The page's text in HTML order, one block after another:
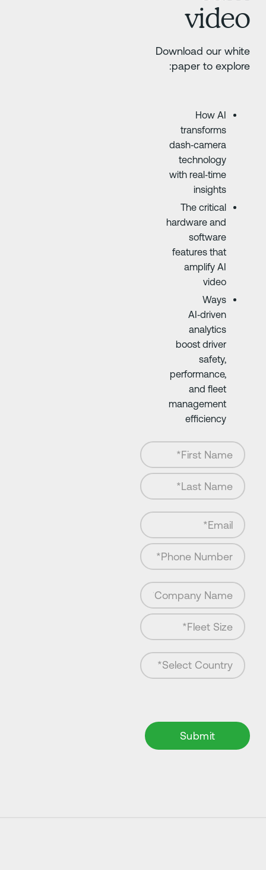
Download our
paper to
How AI
transforms
dash‑camera
technology
with real‑time
insights
The critical
hardware and
software
features that
amplify AI
video
Ways
AI‑driven
analytics
boost driver
safety,
performance,
and fleet
management
efficiency